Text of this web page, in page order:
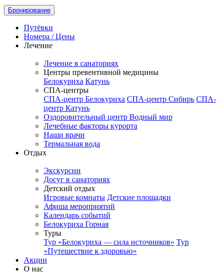
Бронирование
Путёвки
Номера / Цены
Лечение
Лечение в санаториях
Центры превентивной медицины
Белокуриха Катунь
СПА-центры
СПА-центр Белокуриха СПА-центр Сибирь СПА-
центр Катунь
Оздоровительный центр Водный мир
Лечебные факторы курорта
Наши врачи
Термальная вода
Отдых
Экскурсии
Досуг в санаториях
Детский отдых
Игровые комнаты Детские площадки
Афиша мероприятий
Календарь событий
Белокуриха Горная
Туры
Тур «Белокуриха — сила источников» Тур
«Путешествие к здоровью»
Акции
О нас